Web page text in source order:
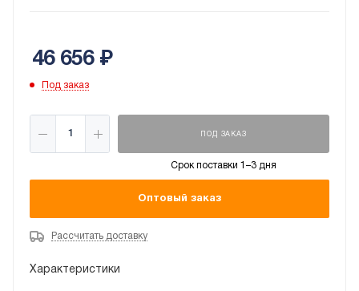
46 656₽
Под заказ
ПОД ЗАКАЗ
Срок поставки 1–3 дня
Оптовый заказ
Рассчитать доставку
Характеристики